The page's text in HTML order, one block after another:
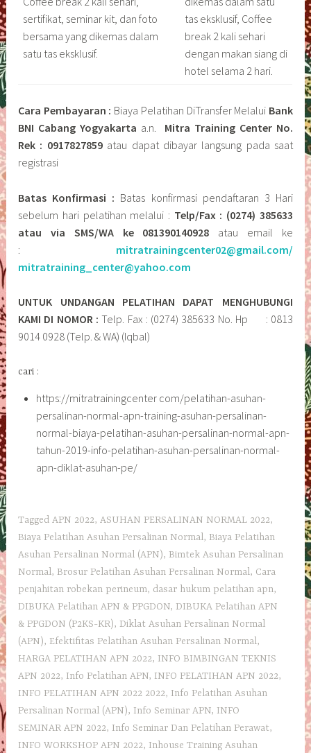
sertifikat, seminar kit, dan foto
bersama yang dikemas dalam
satu tas eksklusif.
tas eksklusif, Coffee
break 2 kali sehari
dengan makan siang di
hotel selama 2 hari.
Cara Pembayaran : Biaya Pelatihan DiTransfer Melalui Bank
BNI Cabang Yogyakarta a.n. Mitra Training Center No.
Rek : 0917827859atau dapat dibayar langsung pada saat
registrasi
Batas Konfirmasi : Batas konfirmasi pendaftaran 3 Hari
sebelum hari pelatihan melalui : Telp/Fax : (0274) 385633
atau via SMS/WA ke 081390140928 atau email ke
:
mitratrainingcenter02@gmail.com/
mitratraining_center@yahoo.com
UNTUK UNDANGAN PELATIHAN DAPAT MENGHUBUNGI
KAMI DI NOMOR : Telp. Fax : (0274) 385633 No. Hp : 0813
9014 0928 (Telp. & WA) (Iqbal)
cari :
https://mitratrainingcenter com/pelatihan-asuhan-
persalinan-normal-apn-training-asuhan-persalinan-
normal-biaya-pelatihan-asuhan-persalinan-normal-apn-
tahun-2019-info-pelatihan-asuhan-persalinan-normal-
apn-diklat-asuhan-pe/
TaggedAPN 2022,ASUHAN PERSALINAN NORMAL 2022,
Biaya Pelatihan Asuhan Persalinan Normal, Biaya Pelatihan
Asuhan Persalinan Normal (APN), Bimtek Asuhan Persalinan
Normal, Brosur Pelatihan Asuhan Persalinan Normal, Cara
penjahitan robekan perineum, dasar hukum pelatihan apn,
DIBUKA Pelatihan APN & PPGDON,DIBUKA Pelatihan APN
& PPGDON (P2KS-KR),Diklat Asuhan Persalinan Normal
(APN), Efektifitas Pelatihan Asuhan Persalinan Normal,
HARGA PELATIHAN APN 2022, INFO BIMBINGAN TEKNIS
APN 2022, Info Pelatihan APN, INFO PELATIHAN APN 2022,
INFO PELATIHAN APN 2022 2022, Info Pelatihan Asuhan
Persalinan Normal (APN), Info Seminar APN, INFO
SEMINAR APN 2022, Info Seminar Dan Pelatihan Perawat,
INFO WORKSHOP APN 2022, Inhouse Training Asuhan